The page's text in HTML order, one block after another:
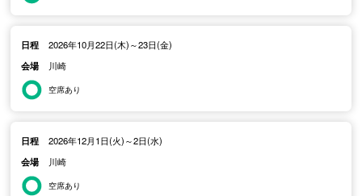
日程
2026年10月22日(木)～23日(金)
会場
川崎
空席あり
日程
2026年12月1日(火)～2日(水)
会場
川崎
空席あり